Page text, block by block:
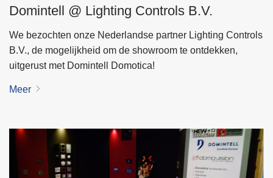
Domintell @ Lighting Controls B.V.
We bezochten onze Nederlandse partner Lighting Controls
B.V., de mogelijkheid om de showroom te ontdekken,
uitgerust met Domintell Domotica!
Meer